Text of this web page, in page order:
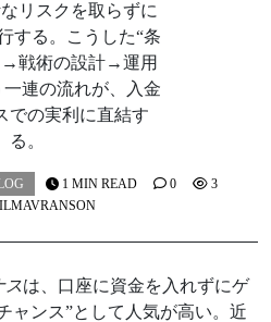
リスクを取らずに
する。こうした“条
→戦術の設計→運用
連の流れが、入金
での実利に直結す
る。
1 MIN READ 0 3
スは、口座に資金を入れずにゲ
ャンス”として人気が高い。近